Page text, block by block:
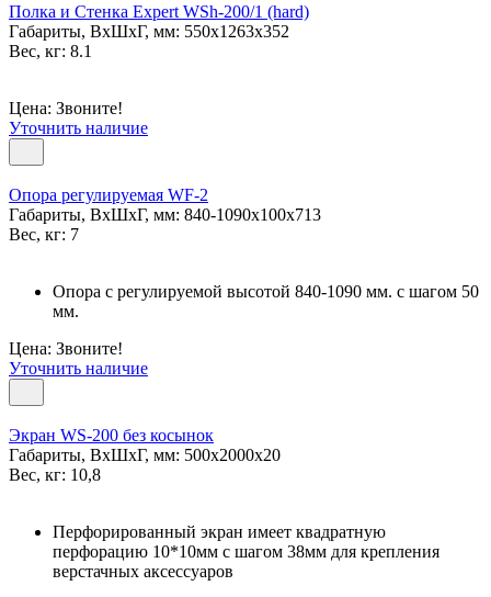
Полка и Стенка Expert WSh-200/1 (hard)
Габариты, ВxШxГ, мм: 550x1263x352
Вес, кг: 8.1
Цена: Звоните!
Уточнить наличие
Опора регулируемая WF-2
Габариты, ВxШxГ, мм: 840-1090x100x713
Вес, кг: 7
Опора с регулируемой высотой 840-1090 мм. с шагом 50
мм.
Цена: Звоните!
Уточнить наличие
Экран WS-200 без косынок
Габариты, ВxШxГ, мм: 500x2000x20
Вес, кг: 10,8
Перфорированный экран имеет квадратную
перфорацию 10*10мм с шагом 38мм для крепления
верстачных аксессуаров